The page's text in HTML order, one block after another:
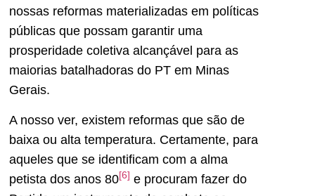
nossas reformas materializadas em políticas
públicas que possam garantir uma
prosperidade coletiva alcançável para as
maiorias batalhadoras do PT em Minas
Gerais.
A nosso ver, existem reformas que são de
baixa ou alta temperatura. Certamente, para
aqueles que se identificam com a alma
petista dos anos 80[6] e procuram fazer do